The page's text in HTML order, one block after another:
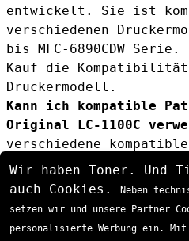
entwickelt. Sie ist
verschiedenen
bis MFC-6890CDW
Kauf die
Druckermodell.
Kann ich kompatible
Original LC-1100C
verschiedene
Original Brother LC-
ein besseres Preis-
können jedoch in
Zuverlässigkeit von
Wir haben Toner. Und
auch Cookies.
Neben
setzen wir und unsere Partner
personalisierte Werbung ein.